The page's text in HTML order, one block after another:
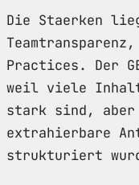
Die Staerken
Practices. Der
weil viele
stark sind,
extrahierbare
strukturiert